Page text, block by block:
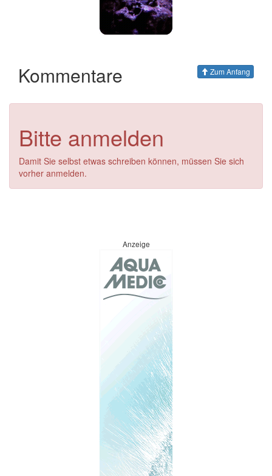
Kommentare Zum Anfang
Bitte anmelden
Damit Sie selbst etwas schreiben können, müssen Sie sich
vorher anmelden.
Anzeige